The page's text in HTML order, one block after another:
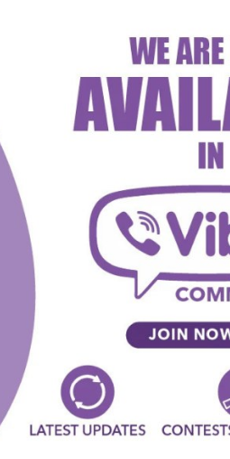
6 pogodaka, dok je na
i novi ”0-2” nudi se
međusobnih susreta